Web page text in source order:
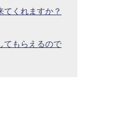
てくれますか？
てもらえるので